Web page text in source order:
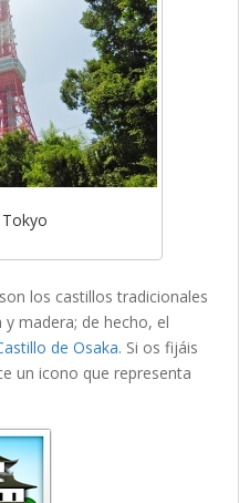
los castillos tradicionales
madera; de hecho, el
de Osaka. Si os fijáis
un icono que representa